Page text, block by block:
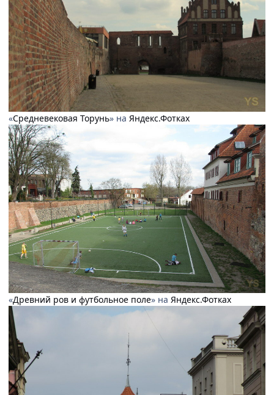
«Средневековая Торунь» на Яндекс.Фотках
«Древний ров и футбольное поле» на Яндекс.Фотках